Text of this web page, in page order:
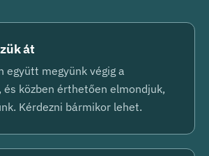
át
együtt megyünk végig a
és közben érthetően elmondjuk,
Kérdezni bármikor lehet.